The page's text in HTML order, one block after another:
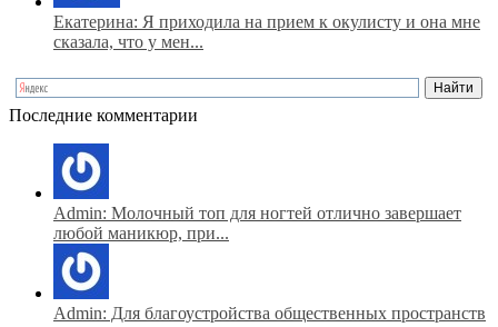
Екатерина: Я приходила на прием к окулисту и она мне
сказала, что у мен...
Последние комментарии
Admin: Молочный топ для ногтей отлично завершает
любой маникюр, при...
Admin: Для благоустройства общественных пространств